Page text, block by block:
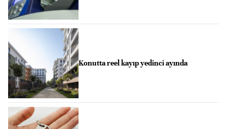
Konutta reel kayıp yedinci ayında